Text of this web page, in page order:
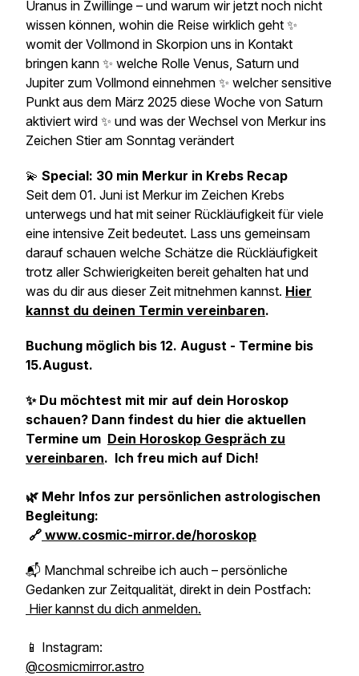
Uranus in Zwillinge – und warum wir jetzt noch nicht
wissen können, wohin die Reise wirklich geht ✨
womit der Vollmond in Skorpion uns in Kontakt
bringen kann ✨ welche Rolle Venus, Saturn und
Jupiter zum Vollmond einnehmen ✨ welcher sensitive
Punkt aus dem März 2025 diese Woche von Saturn
aktiviert wird ✨ und was der Wechsel von Merkur ins
Zeichen Stier am Sonntag verändert
💫 Special: 30 min Merkur in Krebs Recap
Seit dem 01. Juni ist Merkur im Zeichen Krebs
unterwegs und hat mit seiner Rückläufigkeit für viele
eine intensive Zeit bedeutet. Lass uns gemeinsam
darauf schauen welche Schätze die Rückläufigkeit
trotz aller Schwierigkeiten bereit gehalten hat und
was du dir aus dieser Zeit mitnehmen kannst. Hier
kannst du deinen Termin vereinbaren.
Buchung möglich bis 12. August - Termine bis
15.August.
✨ Du möchtest mit mir auf dein Horoskop
schauen? Dann findest du hier die aktuellen
Termine um Dein Horoskop Gespräch zu
vereinbaren. Ich freu mich auf Dich!
🌿 Mehr Infos zur persönlichen astrologischen
Begleitung:
🔗 www.cosmic-mirror.de/horoskop
📬 Manchmal schreibe ich auch – persönliche
Gedanken zur Zeitqualität, direkt in dein Postfach:
Hier kannst du dich anmelden.
📱 Instagram:
@cosmicmirror.astro